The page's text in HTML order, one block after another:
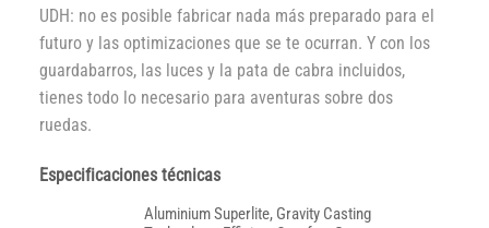
UDH: no es posible fabricar nada más preparado para el
futuro y las optimizaciones que se te ocurran. Y con los
guardabarros, las luces y la pata de cabra incluidos,
tienes todo lo necesario para aventuras sobre dos
ruedas.
Especificaciones técnicas
Aluminium Superlite, Gravity Casting